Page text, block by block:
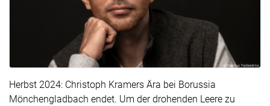
Herbst 2024: Christoph Kramers Ära bei Borussia
Mönchengladbach endet. Um der drohenden Leere zu